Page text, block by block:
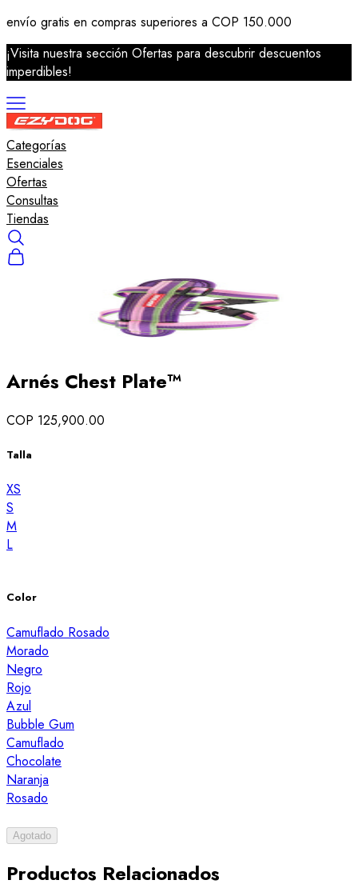
envío gratis en compras superiores a COP 150.000
¡Visita nuestra sección Ofertas para descubrir descuentos
imperdibles!
Categorías
Correas
Arneses
Collares
Salvavidas
Accesorios
Esenciales
Ofertas
Consultas
Tiendas
Arnés Chest Plate™
COP 125,900.00
Talla
XS
S
M
L
Color
Camuflado Rosado
Morado
Negro
Rojo
Azul
Bubble Gum
Camuflado
Chocolate
Naranja
Rosado
Agotado
Productos Relacionados